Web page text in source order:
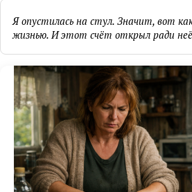
Я опустилась на стул. Значит, вот
жизнью. И этот счёт открыл ради